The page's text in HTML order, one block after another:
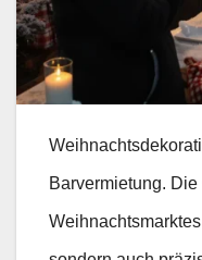
Barvermietung.